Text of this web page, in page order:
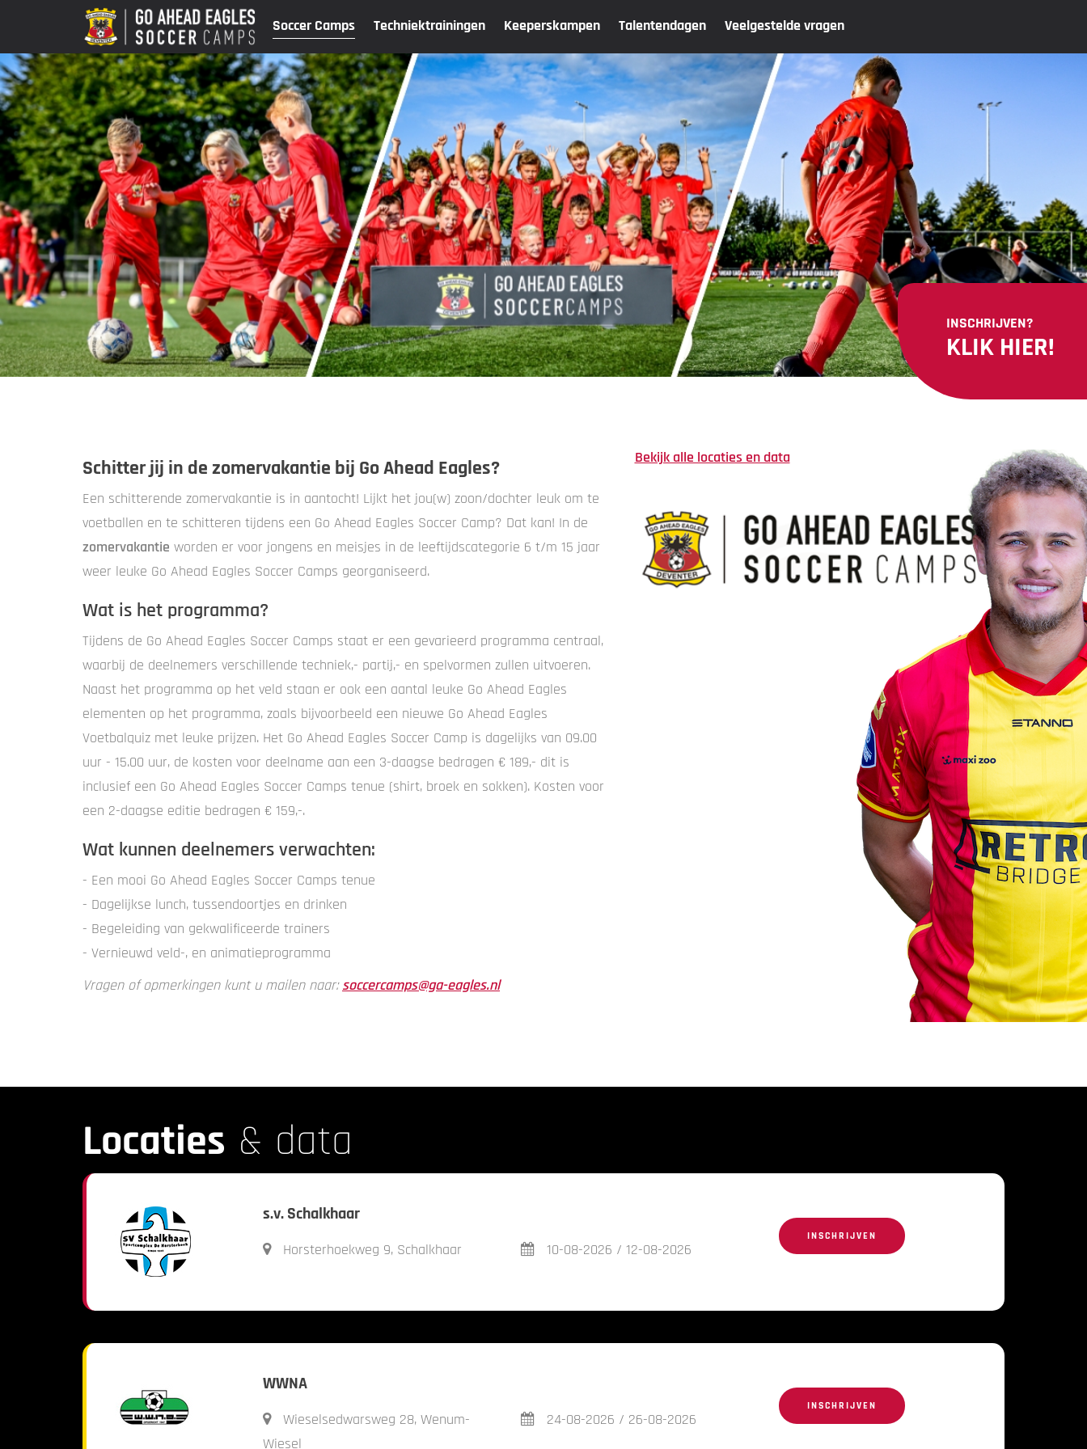
Soccer Camps Techniektrainingen Keeperskampen Talentendagen Veelgestelde vragen
INSCHRIJVEN?
KLIK HIER!
Schitter jij in de zomervakantie bij Go Ahead Eagles?
Een schitterende zomervakantie is in aantocht! Lijkt het jou(w) zoon/dochter leuk om te
voetballen en te schitteren tijdens een Go Ahead Eagles Soccer Camp? Dat kan! In de
zomervakantie worden er voor jongens en meisjes in de leeftijdscategorie 6 t/m 15 jaar
weer leuke Go Ahead Eagles Soccer Camps georganiseerd.
Wat is het programma?
Tijdens de Go Ahead Eagles Soccer Camps staat er een gevarieerd programma centraal,
waarbij de deelnemers verschillende techniek,- partij,- en spelvormen zullen uitvoeren.
Naast het programma op het veld staan er ook een aantal leuke Go Ahead Eagles
elementen op het programma, zoals bijvoorbeeld een nieuwe Go Ahead Eagles
Voetbalquiz met leuke prijzen. Het Go Ahead Eagles Soccer Camp is dagelijks van 09.00
uur - 15.00 uur, de kosten voor deelname aan een 3-daagse bedragen € 189,- dit is
inclusief een Go Ahead Eagles Soccer Camps tenue (shirt, broek en sokken). Kosten voor
een 2-daagse editie bedragen € 159,-.
Wat kunnen deelnemers verwachten:
- Een mooi Go Ahead Eagles Soccer Camps tenue
- Dagelijkse lunch, tussendoortjes en drinken
- Begeleiding van gekwalificeerde trainers
- Vernieuwd veld-, en animatieprogramma
Vragen of opmerkingen kunt u mailen naar:soccercamps@ga-eagles.nl
Bekijk alle locaties en data
Locaties & data
s.v. Schalkhaar
Horsterhoekweg 9, Schalkhaar 10-08-2026 / 12-08-2026
INSCHRIJVEN
WWNA
Wieselsedwarsweg 28, Wenum-
Wiesel
24-08-2026 / 26-08-2026
INSCHRIJVEN